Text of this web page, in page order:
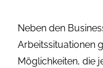
Neben den
Arbeitssituationen
Möglichkeiten, die